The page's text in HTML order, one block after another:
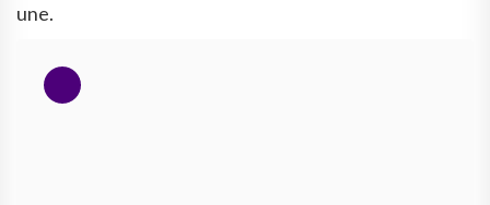
une.